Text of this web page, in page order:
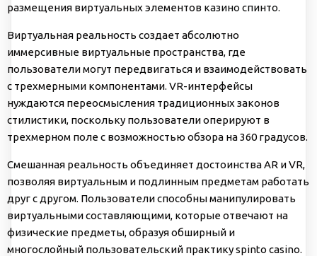
размещения виртуальных элементов казино спинто.
Виртуальная реальность создает абсолютно
иммерсивные виртуальные пространства, где
пользователи могут передвигаться и взаимодействовать
с трехмерными компонентами. VR-интерфейсы
нуждаются переосмысления традиционных законов
стилистики, поскольку пользователи оперируют в
трехмерном поле с возможностью обзора на 360 градусов.
Смешанная реальность объединяет достоинства AR и VR,
позволяя виртуальным и подлинным предметам работать
друг с другом. Пользователи способны манипулировать
виртуальными составляющими, которые отвечают на
физические предметы, образуя обширный и
многослойный пользовательский практику spinto casino.